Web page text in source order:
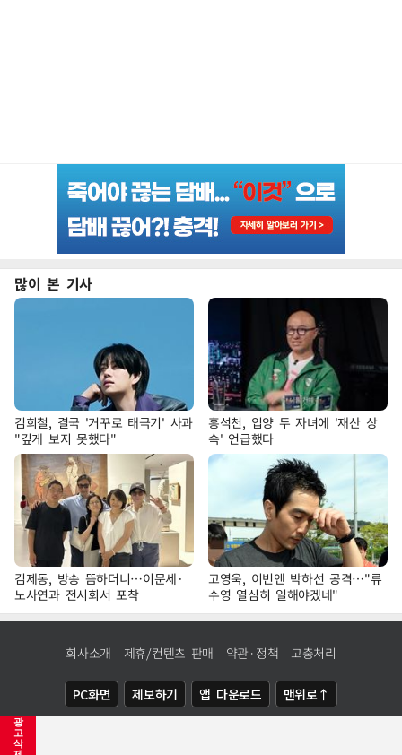
광
고
삭
많이 본 기사
김희철, 결국 '거꾸로 태극기' 사과
"깊게 보지 못했다"
홍석천, 입양 두 자녀에 '재산 상
속' 언급했다
김제동, 방송 뜸하더니…이문세·
노사연과 전시회서 포착
고영욱, 이번엔 박하선 공격…"류
수영 열심히 일해야겠네"
회사소개 제휴/컨텐츠 판매 약관·정책 고충처리
PC화면 제보하기 앱 다운로드 맨위로↑